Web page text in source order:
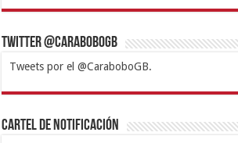
Twitter @CaraboboGB
Tweets por el @CaraboboGB.
1xbetBetturkeyBetistKralbetSupertotobet
https://mvbcasino.com/
Cartel de Notificación